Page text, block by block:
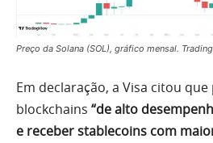
Preço da Solana (SOL), gráfico mensal.
Em declaração, a Visa citou
blockchains “de alto
e receber stablecoins com